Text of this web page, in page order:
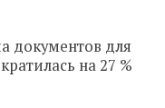
документов для
на 27 %